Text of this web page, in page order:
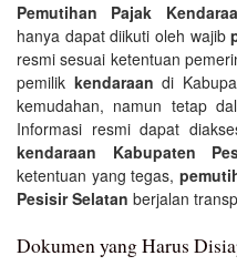
Pemutihan Pajak
hanya dapat diikuti oleh wajib
resmi sesuai ketentuan
pemilik kendaraan di
kemudahan, namun tetap
Informasi resmi dapat
kendaraan Kabupaten
ketentuan yang tegas,
Pesisir Selatan berjalan
Dokumen yang Harus